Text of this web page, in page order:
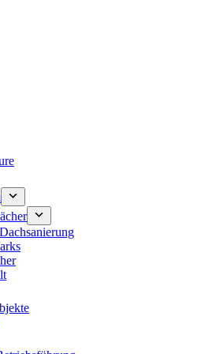
Dachsanierung